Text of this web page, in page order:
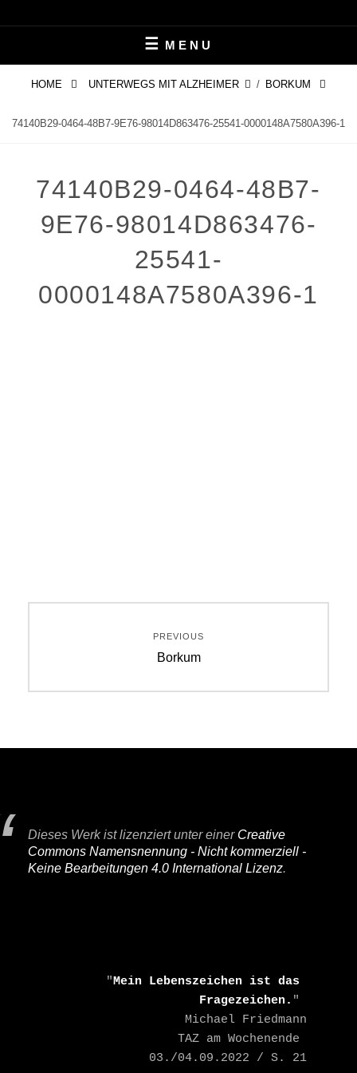
to
PERIFAIR
MENU
HOME UNTERWEGS MIT ALZHEIMER / BORKUM
74140B29-0464-48B7-9E76-98014D863476-25541-0000148A7580A396-1
74140B29-0464-48B7-
9E76-98014D863476-
25541-
0000148A7580A396-1
PREVIOUS
Previous
Borkum
Dieses Werk ist lizenziert unter einer Creative
Commons Namensnennung - Nicht kommerziell -
Keine Bearbeitungen 4.0 International Lizenz.
    "
Mein Lebenszeichen ist das
Fragezeichen. "
03./04.09.2022 / S. 21